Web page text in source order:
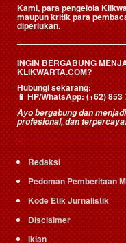
Kami, para pengelola
maupun kritik para
diperlukan.
INGIN BERGABUNG
KLIKWARTA.COM?
Hubungi sekarang:
📱HP/WhatsApp:(+62) 853
Ayo bergabung dan
profesional, dan
Redaksi
Pedoman Pemberitaan
Kode Etik Jurnalistik
Disclaimer
Iklan